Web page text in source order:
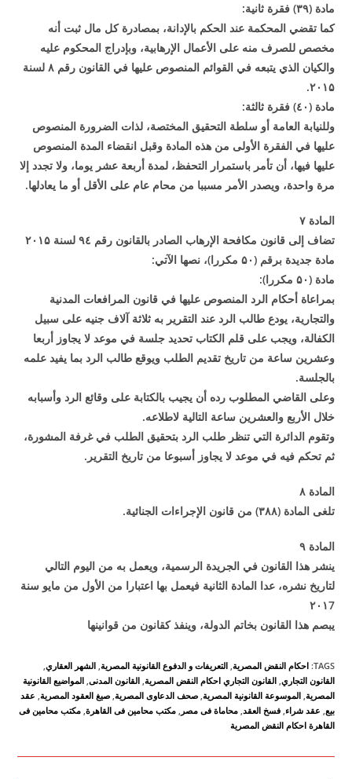
مادة (۳۹) فقرة ثانية:
كما تقضي المحكمة عند الحكم بالإدانة، بمصادرة كل مال ثبت أنه
مخصص للصرف منه على الأعمال الإرهابية، وبإدراج المحكوم عليه
والكيان الذي يتبعه في القوائم المنصوص عليها في القانون رقم۸ لسنة
۲۰۱۵.
مادة (٤۰) فقرة ثالثة:
وللنيابة العامة أو سلطة التحقيق المختصة، لذات الضرورة المنصوص
عليها في الفقرة الأولى من هذه المادة وقبل انقضاء المدة المنصوص
عليها فيها، أن تأمر باستمرار التحفظ، لمدة أربعة عشر يوما، ولا تجدد إلا
مرة واحدة، ويصدر الأمر مسببا من محام عام على الأقل أو ما يعادلها.
المادة۷
تضاف إلى قانون مكافحة الإرهاب الصادر بالقانون رقم
۹٤ لسنة
۲۰۱۵
مادة جديدة برقم (۵۰ مكررا)، نصها الآتي:
مادة (۵۰ مكررا):
بمراعاة أحكام الرد المنصوص عليها في قانون المرافعات المدنية
والتجارية، يودع طالب الرد عند التقرير به ثلاثة آلاف جنيه على سبيل
الكفالة، ويجب على قلم الكتاب تحديد جلسة في موعد لا يجاوز أربعا
وعشرين ساعة من تاريخ تقديم الطلب ويوقع طالب الرد بما يفيد علمه
بالجلسة.
وعلى القاضي المطلوب رده أن يجيب بالكتابة على وقائع الرد وأسبابه
خلال الأربع والعشرين ساعة التالية لاطلاعه.
وتقوم الدائرة التي تنظر طلب الرد بتحقيق الطلب في غرفة المشورة،
ثم تحكم فيه في موعد لا يجاوز أسبوعا من تاريخ التقرير .
المادة۸
تلغى المادة (۳۸۸) من قانون الإجراءات الجنائية.
المادة۹
ينشر هذا القانون في الجريدة الرسمية، ويعمل به من اليوم التالي
لتاريخ نشره، عدا المادة الثانية فيعمل بها اعتبارا من الأول من مايو سنة
۲۰۱7
يبصم هذا القانون بخاتم الدولة، وينفذ كقانون من قوانينها
TAGS
:احكام النقض المصرية, التعريفات و الدفوع القانونية المصرية, الشهر العقاري,
القانون التجاري, القانون التجاري احكام النقض المصرية, القانون المدنى, المواضيع القانونية
المصرية, الموسوعة القانونية المصرية, صحف الدعاوى المصرية, صيغ العقود المصرية, عقد
بيع, عقد شراء, فسخ العقد, محاماة فى مصر , مكتب محامين فى القاهرة, مكتب محامين فى
القاهرة احكام النقض المصرية